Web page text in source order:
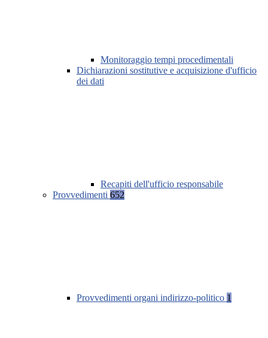
Monitoraggio tempi procedimentali
Dichiarazioni sostitutive e acquisizione d'ufficio
dei dati
Recapiti dell'ufficio responsabile
Provvedimenti 652
Provvedimenti organi indirizzo-politico 1